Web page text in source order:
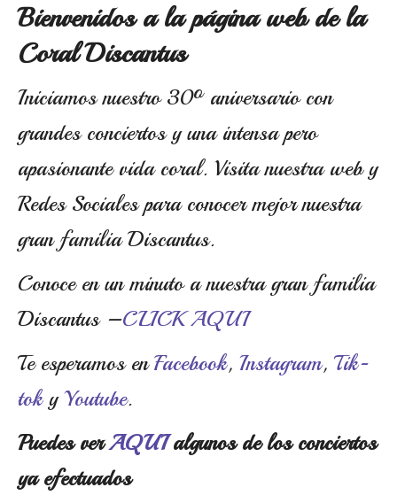
Bienvenidos a la página web de la
Coral Discantus
Iniciamos nuestro 30º aniversario con
grandes conciertos y una intensa pero
apasionante vida coral. Visita nuestra web y
Redes Sociales para conocer mejor nuestra
gran familia Discantus.
Conoce en un minuto a nuestra gran familia
Discantus –CLICK AQUI
Te esperamos enFacebook, Instagram, Tik-
tokyYoutube.
Puedes verAQUIalgunos de los conciertos
ya efectuados